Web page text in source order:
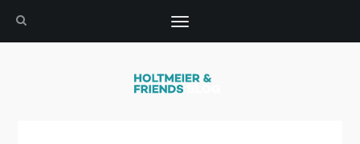
Toggle
navigation